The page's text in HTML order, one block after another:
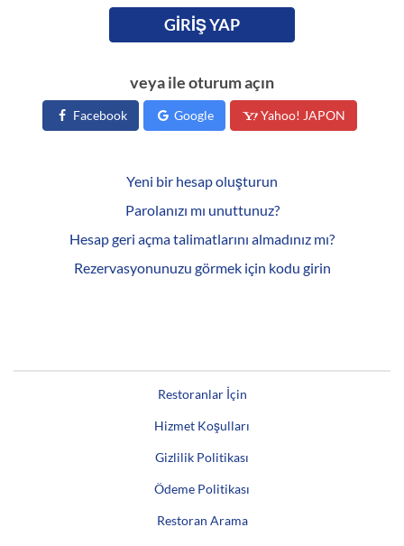
GIRIŞ YAP
veya ile oturum açın
Facebook Google Yahoo! JAPON
Yeni bir hesap oluşturun
Parolanızı mı unuttunuz?
Hesap geri açma talimatlarını almadınız mı?
Rezervasyonunuzu görmek için kodu girin
Restoranlar İçin
Hizmet Koşulları
Gizlilik Politikası
Ödeme Politikası
Restoran Arama